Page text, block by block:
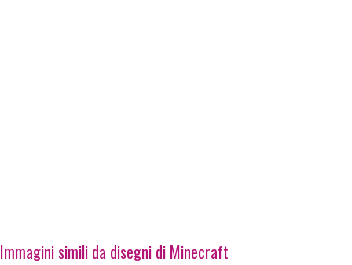
Immagini simili da disegni di Minecraft